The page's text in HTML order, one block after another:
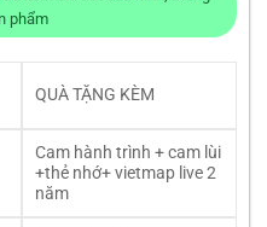
phẩm
QUÀ TẶNG KÈM
Cam hành trình + cam lùi
+thẻ nhớ+ vietmap live 2
năm